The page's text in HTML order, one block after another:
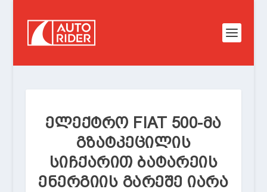
ᲔᲚᲔᲥᲢᲠᲝ FIAT 500-ᲛᲐ
ᲒᲖᲐᲢᲙᲔᲪᲘᲚᲘᲡ
ᲡᲘᲩᲥᲐᲠᲘᲗ ᲑᲐᲢᲐᲠᲔᲘᲡ
ᲔᲜᲔᲠᲒᲘᲘᲡ ᲒᲐᲠᲔᲨᲔ ᲘᲐᲠᲐ